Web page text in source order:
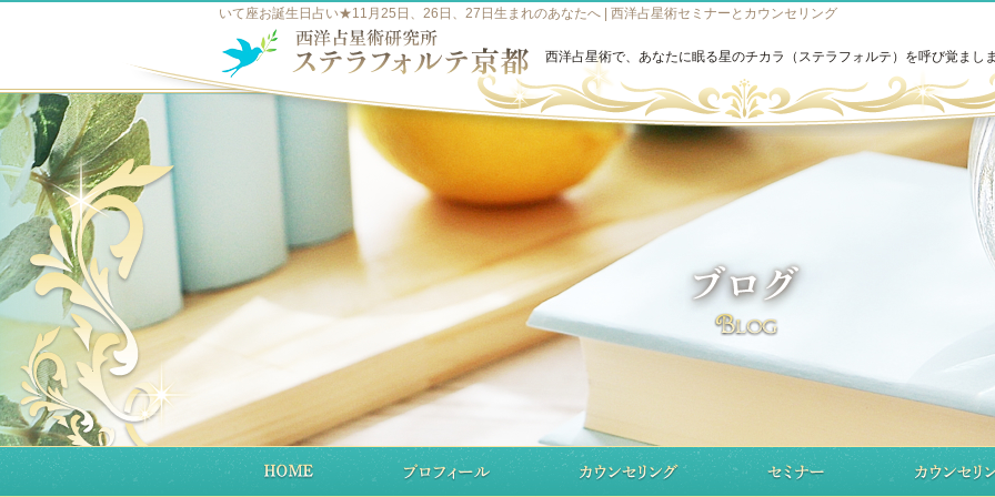
いて座お誕生日占い★11月25日、26日、27日生まれのあなたへ | 西洋占星術セミナーとカウンセリング
西洋占星術で、あなたに眠る星のチカラ（ステラフォルテ）を呼び覚まし